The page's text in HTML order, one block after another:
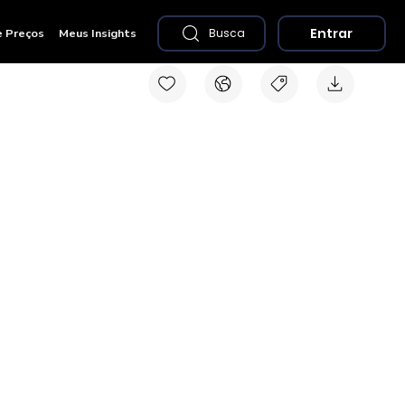
Preços Meus Insights Busca Entrar